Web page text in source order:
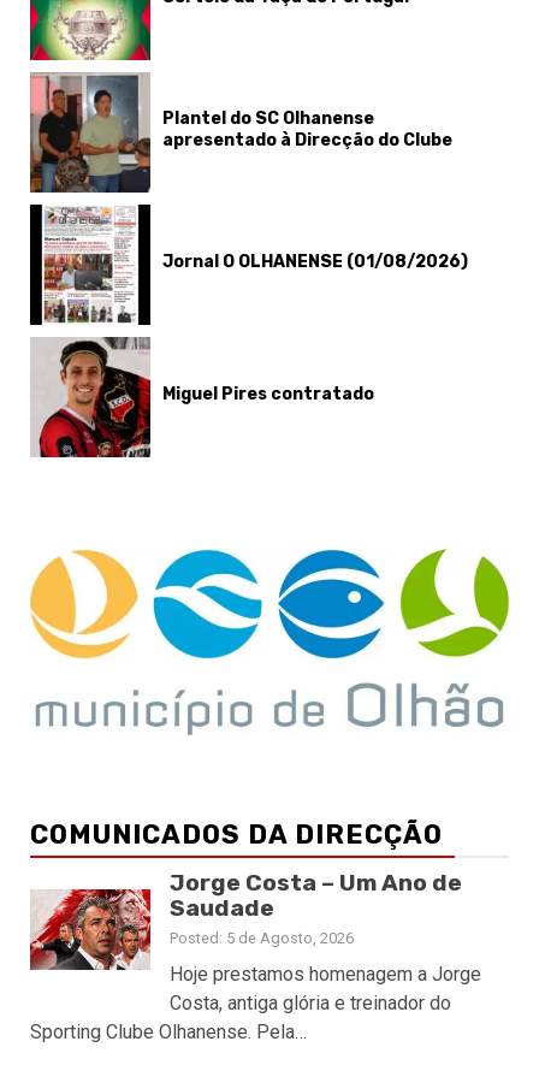
Plantel do SC Olhanense
apresentado à Direcção do Clube
Jornal O OLHANENSE (01/08/2026)
Miguel Pires contratado
COMUNICADOS DA DIRECÇÃO
Jorge Costa – Um Ano de
Saudade
Posted: 5 de Agosto, 2026
Hoje prestamos homenagem a Jorge
Costa, antiga glória e treinador do
Sporting Clube Olhanense. Pela…